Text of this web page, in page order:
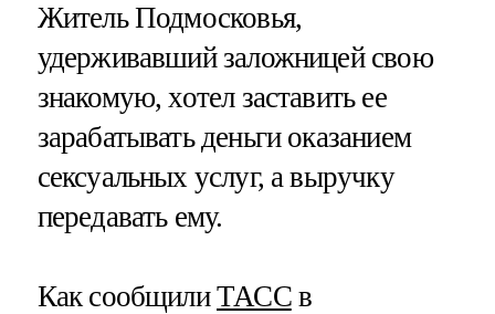
Житель Подмосковья,
удерживавший заложницей свою
знакомую, хотел заставить ее
зарабатывать деньги оказанием
сексуальных услуг, а выручку
передавать ему.
Как сообщилиТАССв